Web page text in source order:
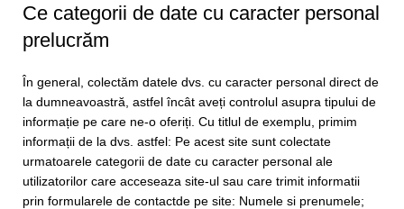
Ce categorii de date cu caracter personal
prelucrăm
În general, colectăm datele dvs. cu caracter personal direct de
la dumneavoastră, astfel încât aveți controlul asupra tipului de
informație pe care ne-o oferiți. Cu titlul de exemplu, primim
informații de la dvs. astfel: Pe acest site sunt colectate
urmatoarele categorii de date cu caracter personal ale
utilizatorilor care acceseaza site-ul sau care trimit informatii
prin formularele de contactde pe site: Numele si prenumele;